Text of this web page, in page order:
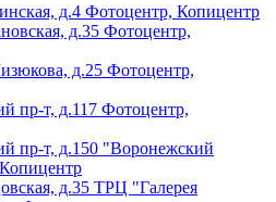
д.4 Фотоцентр, Копицентр
д.35 Фотоцентр,
д.25 Фотоцентр,
пр-т, д.117 Фотоцентр,
пр-т, д.150 "Воронежский
д.35 ТРЦ "Галерея